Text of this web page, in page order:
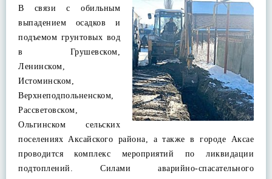
В связи с обильным
выпадением осадков и
подъемом грунтовых вод
в Грушевском,
Ленинском,
Истоминском,
Верхнеподпольненском,
Рассветовском,
Ольгинском сельских
поселениях Аксайского района, а также в городе Аксае
проводится комплекс мероприятий по ликвидации
подтоплений. Силами аварийно-спасательного